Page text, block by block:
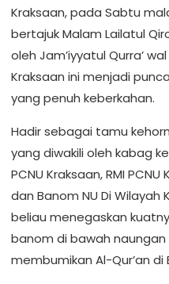
Kraksaan, pada Sabtu
bertajuk Malam Lailatul
oleh Jam’iyyatul Qurra’
Kraksaan ini menjadi
yang penuh keberkahan.
Hadir sebagai tamu
yang diwakili oleh kabag
PCNU Kraksaan, RMI
dan Banom NU Di
beliau menegaskan
banom di bawah
membumikan Al-Qur’an di